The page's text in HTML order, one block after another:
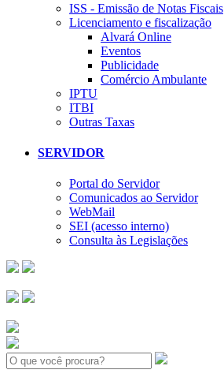
ISS - Emissão de Notas Fiscais
Licenciamento e fiscalização
Alvará Online
Eventos
Publicidade
Comércio Ambulante
IPTU
ITBI
Outras Taxas
SERVIDOR
Portal do Servidor
Comunicados ao Servidor
WebMail
SEI (acesso interno)
Consulta às Legislações
Search: